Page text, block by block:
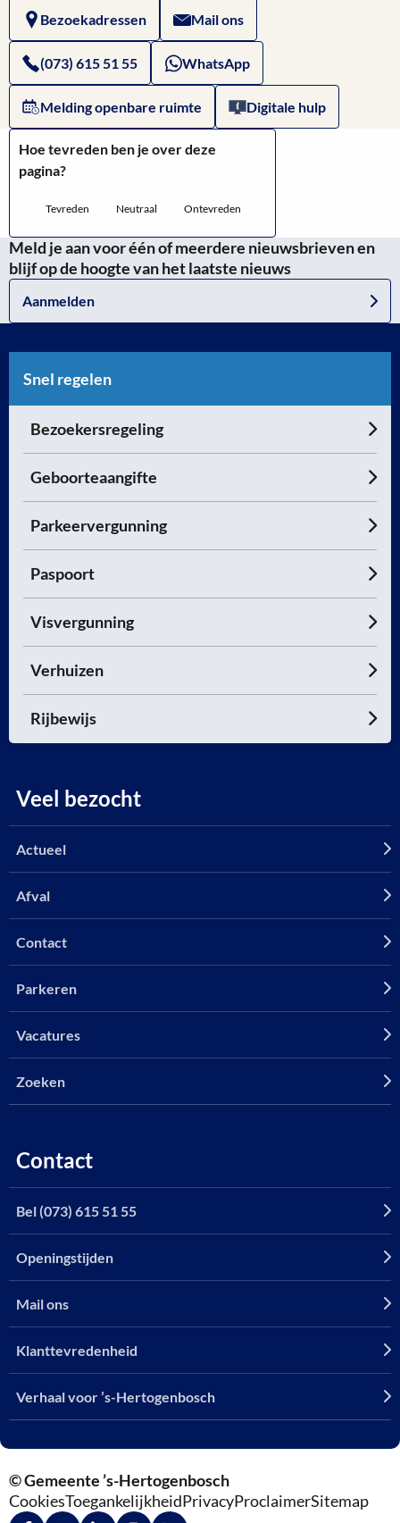
2021
Overheid.nl:
Nadere
standplaatsen
Bezoekadressen Mail ons
(073) 615 51 55 WhatsApp
Melding openbare ruimte Digitale hulp
Hoe tevreden ben je over deze
pagina?
Tevreden Neutraal Ontevreden
Meld je aan voor één of meerdere nieuwsbrieven en
blijf op de hoogte van het laatste nieuws
Aanmelden
Snel regelen
Bezoekersregeling
Geboorteaangifte
Parkeervergunning
Paspoort
Visvergunning
Verhuizen
Rijbewijs
Veel bezocht
Actueel
Afval
Contact
Parkeren
Vacatures
Zoeken
Contact
Bel (073) 615 51 55
Openingstijden
Mail ons
Klanttevredenheid
Verhaal voor ’s-Hertogenbosch
© Gemeente ’s-Hertogenbosch
CookiesToegankelijkheidPrivacyProclaimerSitemap